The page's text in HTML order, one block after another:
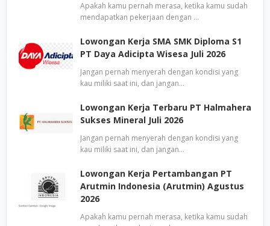
Apakah kamu pernah merasa, ketika kamu sudah
mendapatkan pekerjaan dengan …
Lowongan Kerja SMA SMK Diploma S1
PT Daya Adicipta Wisesa Juli 2026
Jangan pernah menyerah dengan kondisi yang
kau miliki saat ini, dan jangan…
Lowongan Kerja Terbaru PT Halmahera
Sukses Mineral Juli 2026
Jangan pernah menyerah dengan kondisi yang
kau miliki saat ini, dan jangan…
Lowongan Kerja Pertambangan PT
Arutmin Indonesia (Arutmin) Agustus
2026
Apakah kamu pernah merasa, ketika kamu sudah